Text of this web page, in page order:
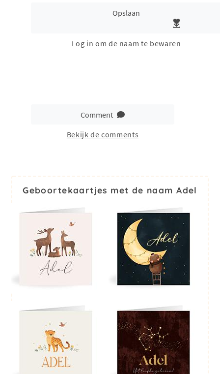
Opslaan
Log in om de naam te bewaren
Comment
Bekijk de comments
Geboortekaartjes met de naam Adel